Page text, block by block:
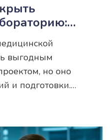
выгодным
но оно
и подготовки.
аренду
решить.